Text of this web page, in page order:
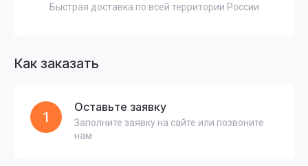
Быстрая доставка по всей территории России
Как заказать
1
Оставьте заявку
Заполните заявку на сайте или позвоните
нам